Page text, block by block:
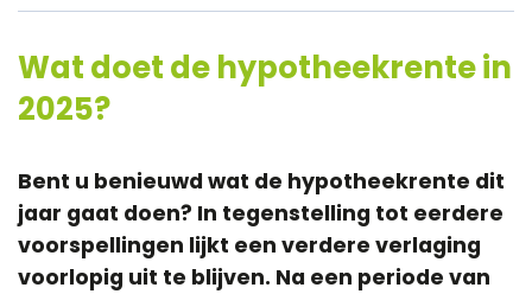
Wat doet de hypotheekrente in
2025?
Bent u benieuwd wat de hypotheekrente dit
jaar gaat doen? In tegenstelling tot eerdere
voorspellingen lijkt een verdere verlaging
voorlopig uit te blijven. Na een periode van